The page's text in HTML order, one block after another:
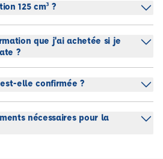
125 cm³ ?
que j'ai achetée si je
?
elle confirmée ?
nécessaires pour la